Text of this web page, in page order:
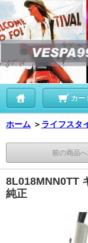
カー
ホーム ＞ ライフスタ
前の商品へ
8L018MNN0TT
純正